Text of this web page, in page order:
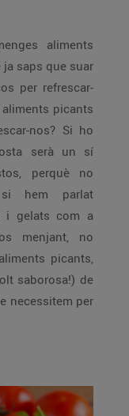
aliments
saps que suar
per refrescar-
picants
nos? Si ho
serà un sí
perquè no
hem parlat
i gelats com a
menjant, no
picants,
saborosa!) de
necessitem per